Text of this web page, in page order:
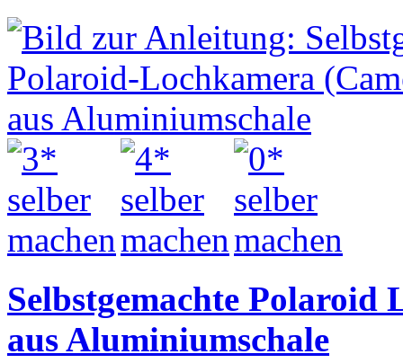
Selbstgemachte Polaroid
aus Aluminiumschale